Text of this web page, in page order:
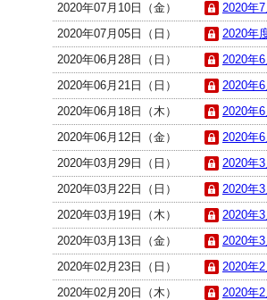
2020年07月10日（金）
2020年
2020年07月05日（日）
2020年
2020年06月28日（日）
2020年
2020年06月21日（日）
2020年
2020年06月18日（木）
2020年
2020年06月12日（金）
2020年
2020年03月29日（日）
2020年
2020年03月22日（日）
2020年
2020年03月19日（木）
2020年
2020年03月13日（金）
2020年
2020年02月23日（日）
2020年
2020年02月20日（木）
2020年